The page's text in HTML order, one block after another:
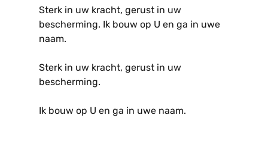
Sterk in uw kracht, gerust in uw
bescherming. Ik bouw op U en ga in uwe
naam.
Sterk in uw kracht, gerust in uw
bescherming.
Ik bouw op U en ga in uwe naam.